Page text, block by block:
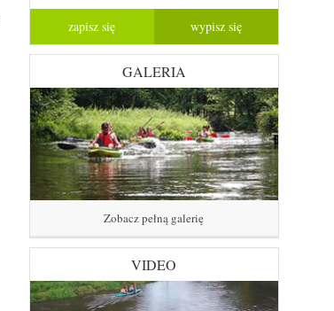
GALERIA
Zobacz pełną galerię
VIDEO